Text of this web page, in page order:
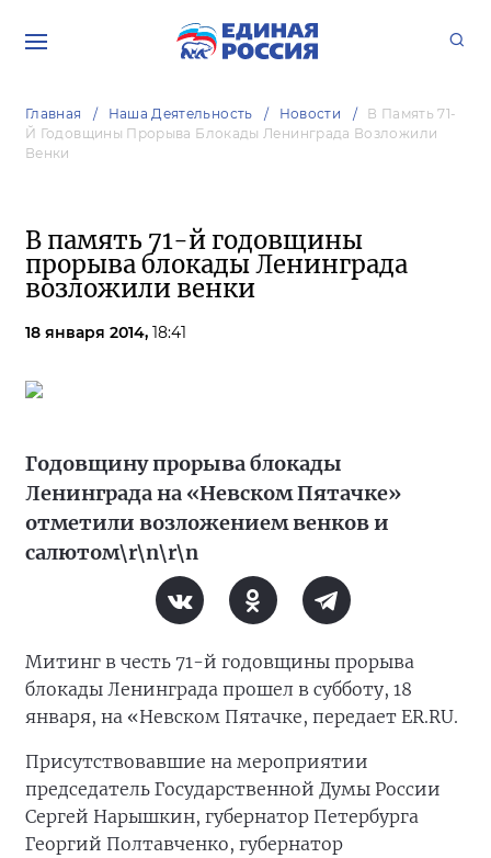
Главная Наша Деятельность Новости
В Память 71-
Й Годовщины Прорыва Блокады Ленинграда Возложили
Венки
В память 71-й годовщины
прорыва блокады Ленинграда
возложили венки
18 января 2014, 18:41
Годовщину прорыва блокады
Ленинграда на «Невском Пятачке»
отметили возложением венков и
салютом\r\n\r\n
Митинг в честь 71-й годовщины прорыва
блокады Ленинграда прошел в субботу, 18
января, на «Невском Пятачке, передает ER.RU.
Присутствовавшие на мероприятии
председатель Государственной Думы России
Сергей Нарышкин, губернатор Петербурга
Георгий Полтавченко, губернатор